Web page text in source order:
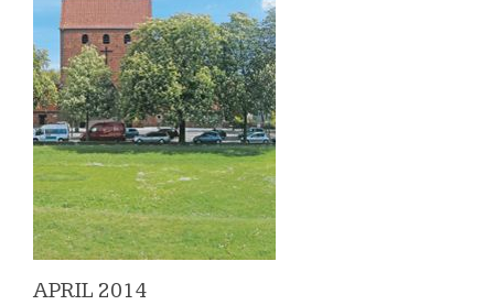
APRIL 2014